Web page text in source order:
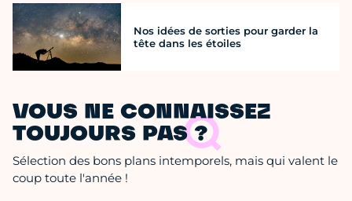
Nos idées de sorties pour garder la
tête dans les étoiles
VOUS NE CONNAISSEZ
TOUJOURS PAS ?
Sélection des bons plans intemporels, mais qui valent le
coup toute l'année !